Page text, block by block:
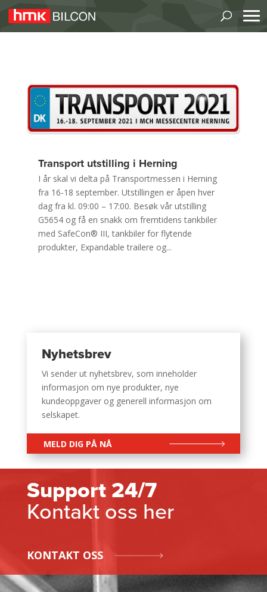
Transport utstilling i Herning
I år skal vi delta på Transportmessen i Herning
fra 16-18 september. Utstillingen er åpen hver
dag fra kl. 09:00 – 17:00. Besøk vår utstilling
G5654 og få en snakk om fremtidens tankbiler
med SafeCon® III, tankbiler for flytende
produkter, Expandable trailere og...
Nyhetsbrev
Vi sender ut nyhetsbrev, som inneholder
informasjon om nye produkter, nye
kundeoppgaver og generell informasjon om
selskapet.
MELD DIG PÅ NÅ
Support 24/7
Kontakt oss her
KONTAKT OSS